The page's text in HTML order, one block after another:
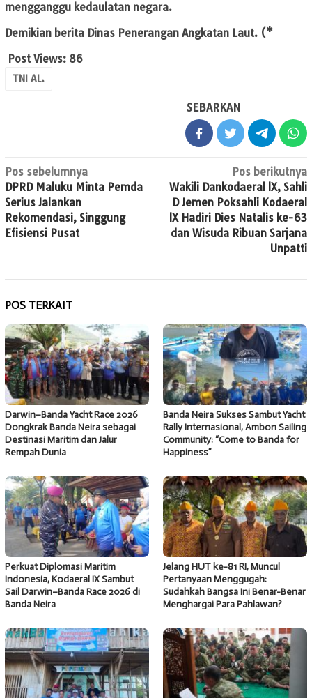
mengganggu kedaulatan negara.
Demikian berita Dinas Penerangan Angkatan Laut. (*
Post Views: 86
TNI AL.
SEBARKAN
Navigasi
pos
Pos sebelumnya
DPRD Maluku Minta Pemda
Serius Jalankan
Rekomendasi, Singgung
Efisiensi Pusat
Pos berikutnya
Wakili Dankodaeral lX, Sahli
D Jemen Poksahli Kodaeral
lX Hadiri Dies Natalis ke-63
dan Wisuda Ribuan Sarjana
Unpatti
POS TERKAIT
Darwin–Banda Yacht Race 2026
Dongkrak Banda Neira sebagai
Destinasi Maritim dan Jalur
Rempah Dunia
Banda Neira Sukses Sambut Yacht
Rally Internasional, Ambon Sailing
Community: “Come to Banda for
Happiness”
Perkuat Diplomasi Maritim
Indonesia, Kodaeral IX Sambut
Sail Darwin–Banda Race 2026 di
Banda Neira
Jelang HUT ke-81 RI, Muncul
Pertanyaan Menggugah:
Sudahkah Bangsa Ini Benar-Benar
Menghargai Para Pahlawan?